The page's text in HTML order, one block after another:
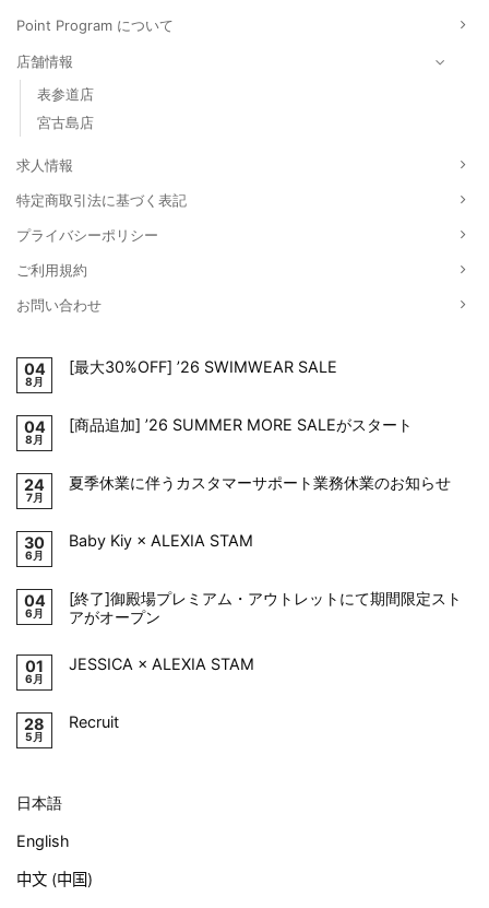
Point Program について
店舗情報
表参道店
宮古島店
求人情報
特定商取引法に基づく表記
プライバシーポリシー
ご利用規約
お問い合わせ
04
8月
[最大30%OFF] ’26 SWIMWEAR SALE
04
8月
[商品追加] ’26 SUMMER MORE SALEがスタート
24
7月
夏季休業に伴うカスタマーサポート業務休業のお知らせ
30
6月
Baby Kiy × ALEXIA STAM
04
6月
[終了]御殿場プレミアム・アウトレットにて期間限定スト
アがオープン
01
6月
JESSICA × ALEXIA STAM
28
5月
Recruit
日本語
English
中文 (中国)